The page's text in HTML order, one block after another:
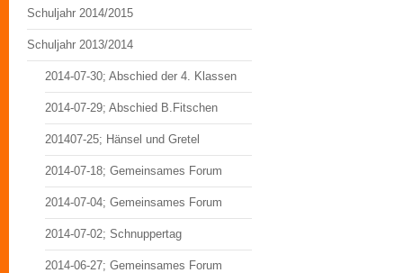
Schuljahr 2014/2015
Schuljahr 2013/2014
2014-07-30; Abschied der 4. Klassen
2014-07-29; Abschied B.Fitschen
201407-25; Hänsel und Gretel
2014-07-18; Gemeinsames Forum
2014-07-04; Gemeinsames Forum
2014-07-02; Schnuppertag
2014-06-27; Gemeinsames Forum